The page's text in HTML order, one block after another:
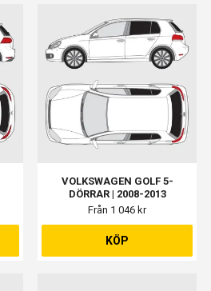
VOLKSWAGEN GOLF 5-
DÖRRAR | 2008-2013
Från 1 046 kr
KÖP